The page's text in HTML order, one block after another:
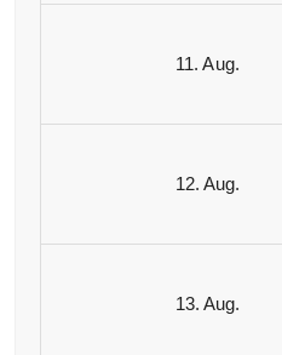
11. Aug.
12. Aug.
13. Aug.